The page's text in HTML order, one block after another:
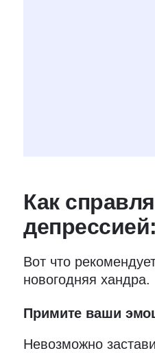
Как
Вот что
новогодняя хандра.
Примите ваши
Невозможно